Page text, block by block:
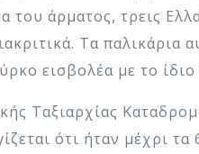
άρματος, τρεις
Τα παλικάρια
εισβολέα με το
Ταξιαρχίας
ότι ήταν μέχρι